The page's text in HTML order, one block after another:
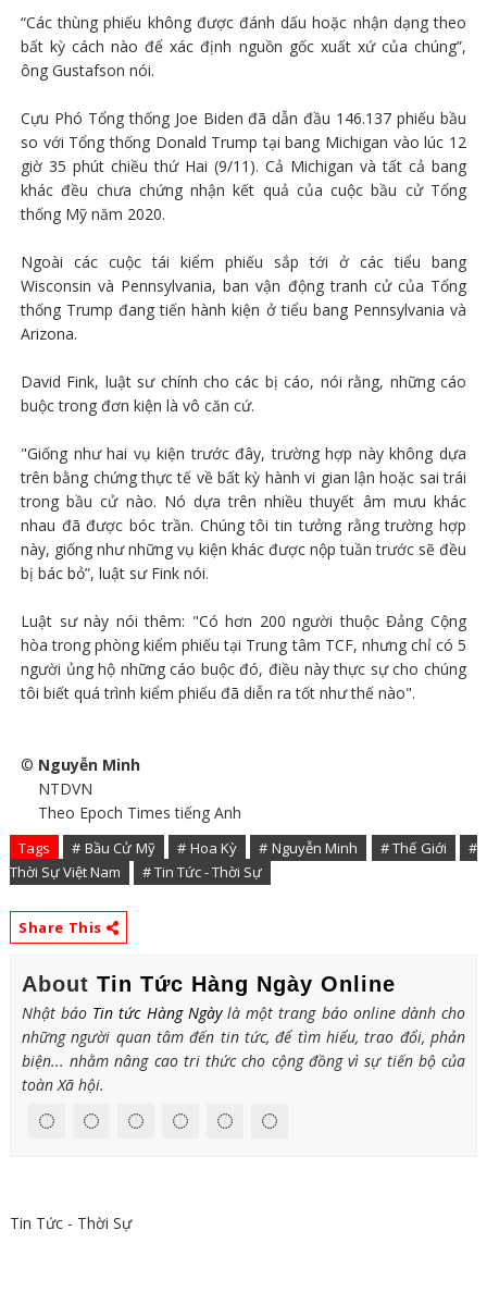
“Các thùng phiếu không được đánh dấu hoặc nhận dạng theo
bất kỳ cách nào để xác định nguồn gốc xuất xứ của chúng”,
ông Gustafson nói.
Cựu Phó Tổng thống Joe Biden đã dẫn đầu 146.137 phiếu bầu
so với Tổng thống Donald Trump tại bang Michigan vào lúc 12
giờ 35 phút chiều thứ Hai (9/11). Cả Michigan và tất cả bang
khác đều chưa chứng nhận kết quả của cuộc bầu cử Tổng
thống Mỹ năm 2020.
Ngoài các cuộc tái kiểm phiếu sắp tới ở các tiểu bang
Wisconsin và Pennsylvania, ban vận động tranh cử của Tổng
thống Trump đang tiến hành kiện ở tiểu bang Pennsylvania và
Arizona.
David Fink, luật sư chính cho các bị cáo, nói rằng, những cáo
buộc trong đơn kiện là vô căn cứ.
"Giống như hai vụ kiện trước đây, trường hợp này không dựa
trên bằng chứng thực tế về bất kỳ hành vi gian lận hoặc sai trái
trong bầu cử nào. Nó dựa trên nhiều thuyết âm mưu khác
nhau đã được bóc trần. Chúng tôi tin tưởng rằng trường hợp
này, giống như những vụ kiện khác được nộp tuần trước sẽ đều
bị bác bỏ”, luật sư Fink nói.
Luật sư này nói thêm: "Có hơn 200 người thuộc Đảng Cộng
hòa trong phòng kiểm phiếu tại Trung tâm TCF, nhưng chỉ có 5
người ủng hộ những cáo buộc đó, điều này thực sự cho chúng
tôi biết quá trình kiểm phiếu đã diễn ra tốt như thế nào".
© Nguyễn Minh
NTDVN
Theo Epoch Times tiếng Anh
Tags # Bầu Cử Mỹ # Hoa Kỳ # Nguyễn Minh # Thế Giới
#
Thời Sự Việt Nam
# Tin Tức - Thời Sự
Share This
About Tin Tức Hàng Ngày Online
Nhật báo Tin tức Hàng Ngàylà một trang báo online dành cho
những người quan tâm đến tin tức, để tìm hiểu, trao đổi, phản
biện... nhằm nâng cao tri thức cho cộng đồng vì sự tiến bộ của
toàn Xã hội.
Tin Tức - Thời Sự